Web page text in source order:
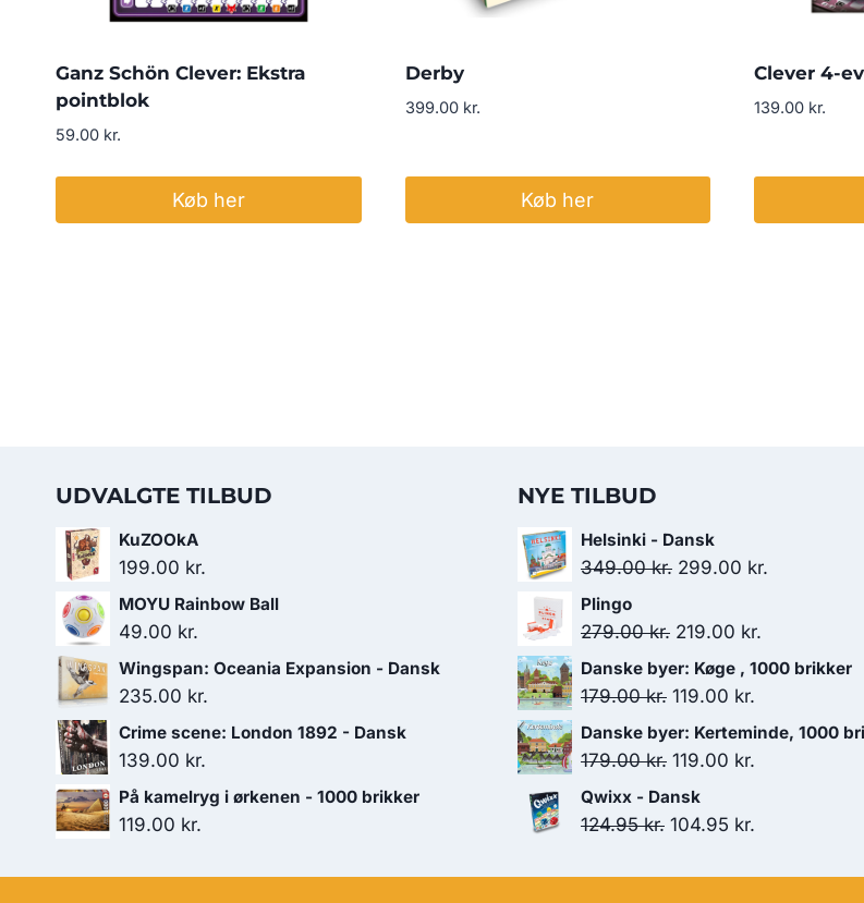
Ganz Schön Clever: Ekstra
pointblok
59.00 kr.
Køb her
Derby
399.00 kr.
Køb her
Clever 4-
139.00 kr.
UDVALGTE TILBUD
KuZOOkA
199.00 kr.
MOYU Rainbow Ball
49.00 kr.
Wingspan: Oceania Expansion - Dansk
235.00 kr.
Crime scene: London 1892 - Dansk
139.00 kr.
På kamelryg i ørkenen - 1000 brikker
119.00 kr.
NYE TILBUD
Helsinki - Dansk
349.00kr. Den
pris
349.00 kr..
299.00 kr.
Plingo
279.00kr. Den
oprindelige
pris
279.00 kr..
219.00 kr.
aktuelle
219.00 kr..
Danske byer: Køge , 1000 brikker
179.00kr. Den
oprindelige
pris
179.00 kr..
119.00 kr.
aktuelle
Danske byer: Kerteminde, 1000
179.00kr. Den
oprindelige
pris
179.00 kr..
119.00 kr.
119.00 kr..
Qwixx - Dansk
124.95kr. Den
pris
104.95 kr.
pris